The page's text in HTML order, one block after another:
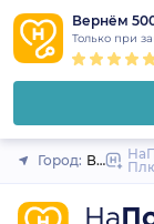
Вернём
Только при
Город: Воронеж